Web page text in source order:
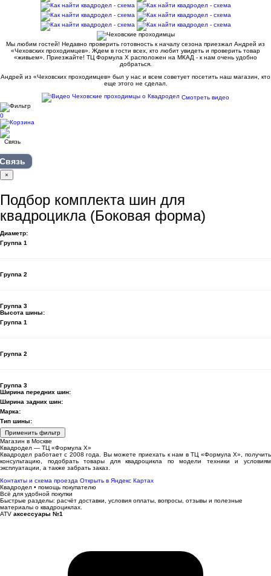
Мы любим гостей! Недавно проверить готовность к началу сезона приезжал Андрей из
«Чеховских проходимцев». Ждем в гости всех, кто любит увидеть и проверить товар
«живьем». Приезжайте! ТЦ Формула Х расположен на МКАД - к нам очень удобно
добраться.
Андрей из «Чеховских проходимцев» был у нас и всем советует посетить наш магазин, кто
еще этого не сделал.
Смотреть видео
0
×
Подбор комплекта шин для
квадроцикла (Боковая форма)
Диаметр:
Группа 1
Группа 2
Группа 3
Высота шины:
Группа 1
Группа 2
Группа 3
Ширина передних шин:
Ширина задних шин:
Марка:
Тип шины:
Применить фильтр
Магазин в Москве
Квадродел — ТЦ «Формула Х»
Квадродел работает с 2008 года. Вы можете приехать к нам в ТЦ «Формула Х», получить
консультацию, подобрать товары для квадроцикла по модели техники и условиям
эксплуатации, а также забрать заказ.
Контакты и схема проезда Открыть в Яндекс Картах
Квадродел • помощь покупателю
Всё для удобной покупки
Быстрые разделы: расчёт доставки, условия оплаты, вопросы, отзывы и полезные
материалы о квадроциклах.
ATV аксессуары №1